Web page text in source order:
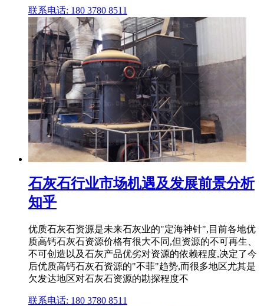
联系电话: 180 3780 8511
石灰石行业市场机遇及发展前景分析
知乎
优质石灰石资源是未来石灰业的"定海神针",目前各地优
质高钙石灰石资源价格有很大不同,但资源的不可再生、
不可创造以及石灰产品优劣对资源的依赖程度,决定了今
后优质高钙石灰石资源的"不菲"趋势,而很多地区尤其是
欠发达地区对石灰石资源的勘探程度不
联系电话: 180 3780 8511